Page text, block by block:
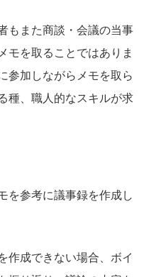
もまた商談・会議の当事
モを取ることではありま
参加しながらメモを取ら
種、職人的なスキルが求
を参考に議事録を作成し
作成できない場合、ボイ